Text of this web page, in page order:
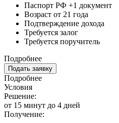
Паспорт РФ +1 документ
Возраст от 21 года
Подтверждение дохода
Требуется залог
Требуется поручитель
Подробнее
Подать заявку
Подробнее
Условия
Решение:
от 15 минут до 4 дней
Получение: